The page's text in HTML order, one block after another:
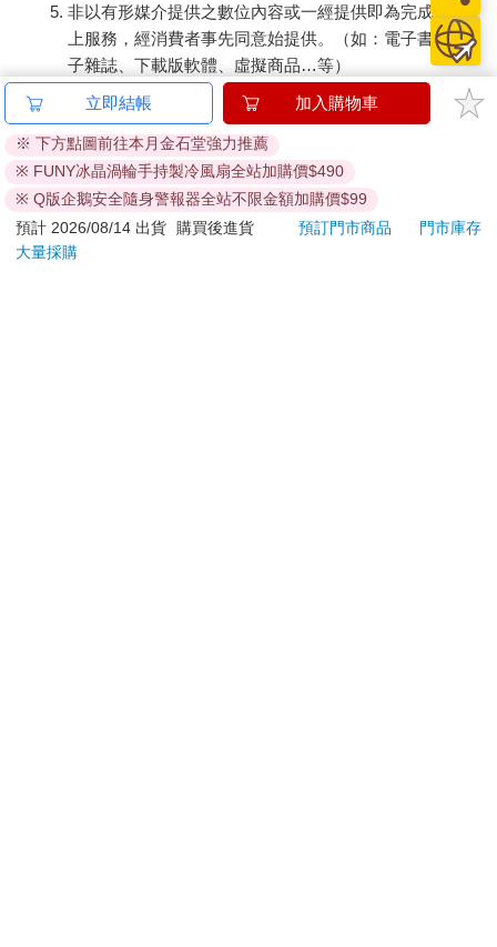
第一次去，一開始我有點納悶，因為賣的都是高級精品眼鏡，但
團隊卻非常年輕。不過，我的疑慮很快就被化解掉：第一，他們
每個人對眼鏡和眼睛的知識，從對話中就讓我感到非常專業；第
二，不但整個服務過程都以「我的需求」為中心，而且他們可以
給出讓我改變本來想法、甚至覺得驚喜的建議。
像我是對眼鏡極有主見的人，通常去眼鏡店，都是目標明確地指
明想要什麼產品，很難被呼攏，更不喜歡被強迫推銷。但每次去
四季眼鏡，我都覺得非常愉快跟「好玩」。有時候我一個人去，
店裡三個人圍著我服務，他們會從我使用眼鏡的現況，釐清我可
非以有形媒介提供之數位內容或一經提供即為完成之線
上服務，經消費者事先同意始提供。（如：電子書、電
子雜誌、下載版軟體、虛擬商品…等）
已拆封之個人衛生用品。（如：內衣褲、刮鬍刀、除毛
若非上列種類商品，均享有到貨7天的猶豫期（含例假
日）。
辦理退換貨時，商品（組合商品恕無法接受單獨退貨）必須
是您收到商品時的原始狀態（包含商品本體、配件、贈品、
保證書、所有附隨資料文件及原廠內外包裝…等），請勿直
立即結帳 加入購物車
※ 下方點圖前往本月金石堂強力推薦
※ FUNY冰晶渦輪手持製冷風扇全站加購價$490
※ Q版企鵝安全隨身警報器全站不限金額加購價$99
預計 2026/08/14 出貨
購買後進貨 預訂門市商品
門市庫存
大量採購